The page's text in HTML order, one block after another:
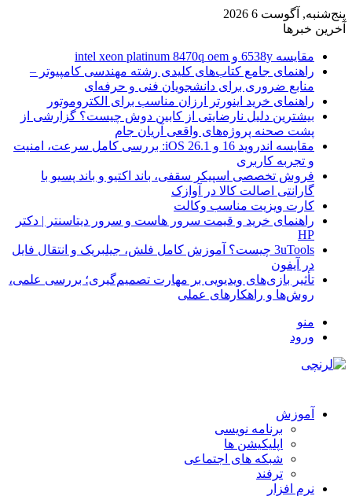
پنج‌شنبه, آگوست 6 2026
آخرین خبرها
مقایسه 6538y و intel xeon platinum 8470q oem
راهنمای جامع کتاب‌های کلیدی رشته مهندسی کامپیوتر –
منابع ضروری برای دانشجویان فنی و حرفه‌ای
راهنمای خرید اینورتر ارزان مناسب برای الکتروموتور
بیشترین دلیل نارضایتی از کابین دوش چیست؟ گزارشی از
پشت صحنه پروژه‌های واقعی آریان جام
مقایسه اندروید 16 و iOS 26.1: بررسی کامل سرعت، امنیت
و تجربه کاربری
فروش تخصصی اسپیکر سقفی، باند اکتیو و باند پسیو با
گارانتی اصالت کالا در آوازک
کارت ویزیت مناسب وکالت
راهنمای خرید و قیمت سرور هاست و سرور دیتاسنتر | دکتر
HP
3uTools چیست؟ آموزش کامل فلش، جیلبریک و انتقال فایل
در آیفون
تأثیر بازی‌های ویدیویی بر مهارت تصمیم‌گیری؛ بررسی علمی،
روش‌ها و راهکارهای عملی
منو
ورود
آموزش
برنامه نویسی
اپلیکیشن ها
شبکه های اجتماعی
ترفند
نرم افزار